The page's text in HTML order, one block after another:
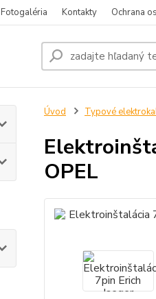
Fotogaléria Kontakty Ochrana
Úvod Typové
OPEL